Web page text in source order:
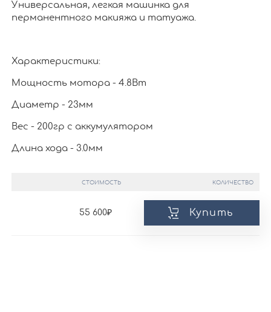
Универсальная, легкая машинка для
перманентного макияжа и татуажа.
Характеристики:
Мощность мотора - 4.8Вт
Диаметр - 23мм
Вес - 200гр с аккумулятором
Длина хода - 3.0мм
СТОИМОСТЬ КОЛИЧЕСТВО
55 600 Купить